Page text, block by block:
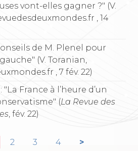
vont-elles gagner ?" (V.
, 14
de M. Plenel pour
(V. Toranian,
, 7 fév. 22)
"La France à l’heure d’un
(La Revue des
, fév. 22)
2 3 4 >